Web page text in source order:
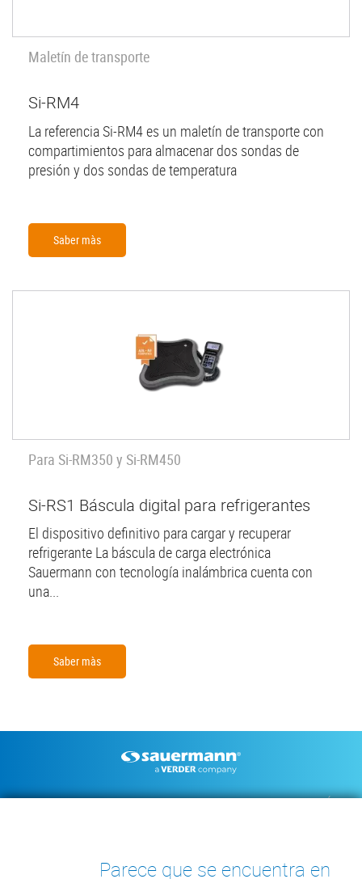
Maletín de transporte
Si-RM4
La referencia Si-RM4 es un maletín de transporte con
compartimientos para almacenar dos sondas de
presión y dos sondas de temperatura
Saber màs
Para Si-RM350 y Si-RM450
Si-RS1 Báscula digital para refrigerantes
El dispositivo definitivo para cargar y recuperar
refrigerante La báscula de carga electrónica
Sauermann con tecnología inalámbrica cuenta con
una...
Saber màs
Footer
BOMBAS DE CONDENSADOS
INSTRUMENTOS DE MEDICIÓN
Parece que se encuentra en